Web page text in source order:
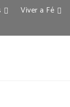
Viver a Fé